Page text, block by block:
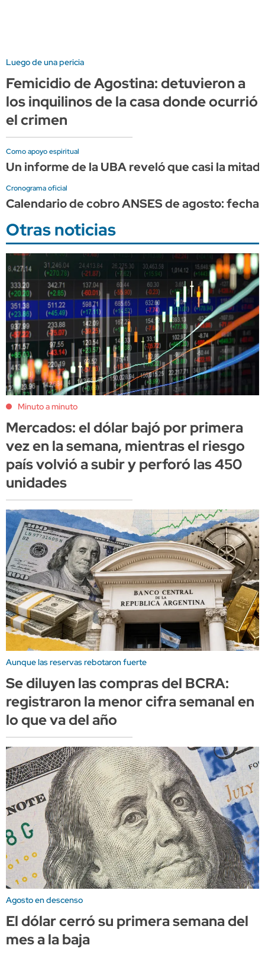
Luego de una pericia
Femicidio de Agostina: detuvieron a
los inquilinos de la casa donde ocurrió
el crimen
Como apoyo espiritual
Un informe de la UBA reveló que casi la
Cronograma oficial
Calendario de cobro ANSES de agosto:
Otras noticias
Minuto a minuto
Mercados: el dólar bajó por primera
vez en la semana, mientras el riesgo
país volvió a subir y perforó las 450
unidades
Aunque las reservas rebotaron fuerte
Se diluyen las compras del BCRA:
registraron la menor cifra semanal en
lo que va del año
Agosto en descenso
El dólar cerró su primera semana del
mes a la baja